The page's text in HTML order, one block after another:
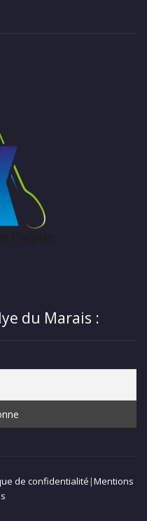
du Marais :
de confidentialité |Mentions